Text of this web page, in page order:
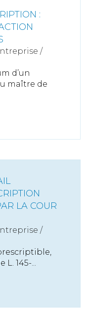
:
/
d’un
maître de
LA COUR
/
145-...